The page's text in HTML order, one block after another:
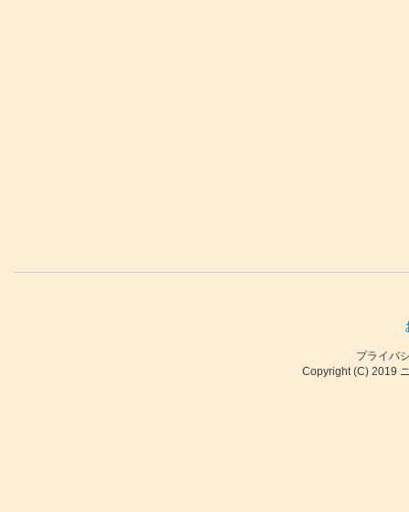
プライバ
Copyright (C) 2019